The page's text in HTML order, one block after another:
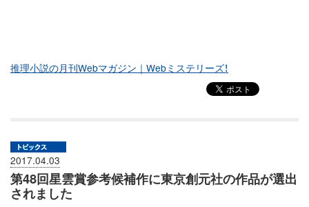
推理小説の月刊Webマガジン｜Webミステリーズ！
2017.04.03
第48回星雲賞参考候補作に東京創元社の作品が選出
されました